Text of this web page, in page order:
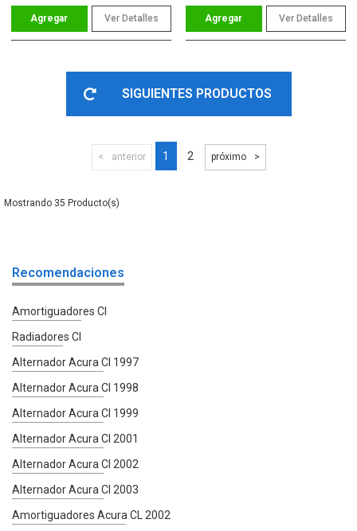
Ver Detalles Ver Detalles
SIGUIENTES PRODUCTOS
anterior 1 2 próximo
35
Recomendaciones
Amortiguadores Cl
Radiadores Cl
Alternador Acura Cl 1997
Alternador Acura Cl 1998
Alternador Acura Cl 1999
Alternador Acura Cl 2001
Alternador Acura Cl 2002
Alternador Acura Cl 2003
Amortiguadores Acura CL 2002